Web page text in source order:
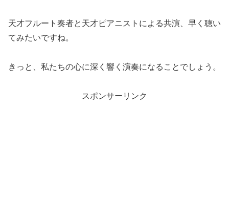
天才フルート奏者と天才ピアニストによる共演、早く聴い
てみたいですね。
きっと、私たちの心に深く響く演奏になることでしょう。
スポンサーリンク